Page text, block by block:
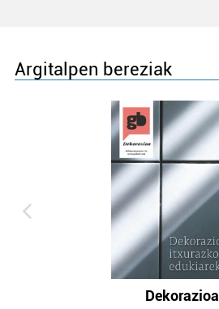
Argitalpen bereziak
Dekorazioa